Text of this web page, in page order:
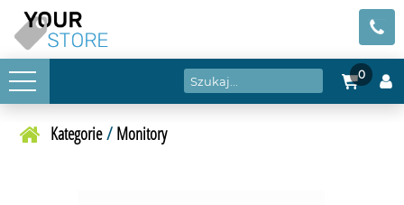
0
Kategorie/ Monitory